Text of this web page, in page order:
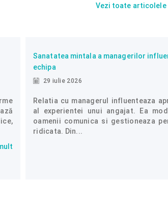
Vezi toate
Sanatatea mintala a managerilor
echipa
29 iulie 2026
Relatia cu managerul influenteaza
al experientei unui angajat. Ea
oamenii comunica si gestioneaza
ridicata. Din...